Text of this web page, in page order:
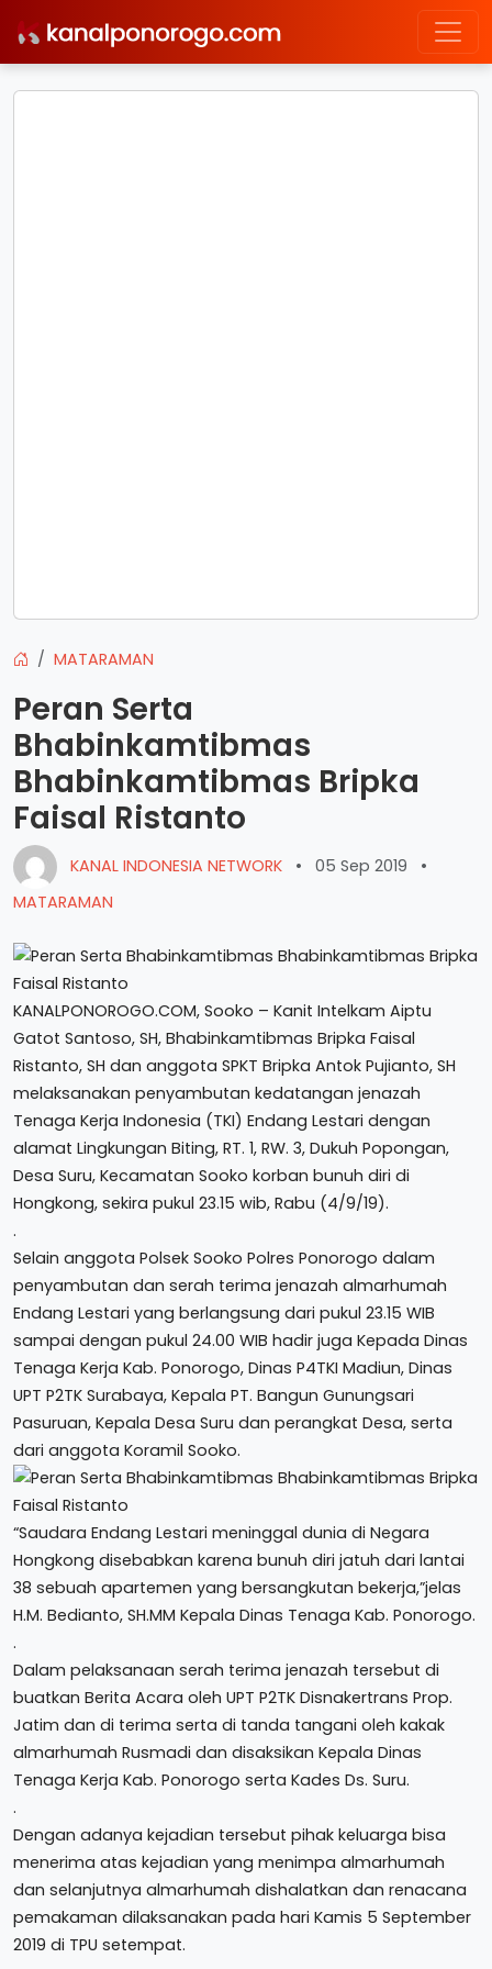
MATARAMAN
Peran Serta
Bhabinkamtibmas
Bhabinkamtibmas Bripka
Faisal Ristanto
KANAL INDONESIA NETWORK • 05 Sep 2019
•
MATARAMAN
KANALPONOROGO.COM, Sooko – Kanit Intelkam Aiptu
Gatot Santoso, SH, Bhabinkamtibmas Bripka Faisal
Ristanto, SH dan anggota SPKT Bripka Antok Pujianto, SH
melaksanakan penyambutan kedatangan jenazah
Tenaga Kerja Indonesia (TKI) Endang Lestari dengan
alamat Lingkungan Biting, RT. 1, RW. 3, Dukuh Popongan,
Desa Suru, Kecamatan Sooko korban bunuh diri di
Hongkong, sekira pukul 23.15 wib, Rabu (4/9/19).
.
Selain anggota Polsek Sooko Polres Ponorogo dalam
penyambutan dan serah terima jenazah almarhumah
Endang Lestari yang berlangsung dari pukul 23.15 WIB
sampai dengan pukul 24.00 WIB hadir juga Kepada Dinas
Tenaga Kerja Kab. Ponorogo, Dinas P4TKI Madiun, Dinas
UPT P2TK Surabaya, Kepala PT. Bangun Gunungsari
Pasuruan, Kepala Desa Suru dan perangkat Desa, serta
dari anggota Koramil Sooko.
“Saudara Endang Lestari meninggal dunia di Negara
Hongkong disebabkan karena bunuh diri jatuh dari lantai
38 sebuah apartemen yang bersangkutan bekerja,”jelas
H.M. Bedianto, SH.MM Kepala Dinas Tenaga Kab. Ponorogo.
.
Dalam pelaksanaan serah terima jenazah tersebut di
buatkan Berita Acara oleh UPT P2TK Disnakertrans Prop.
Jatim dan di terima serta di tanda tangani oleh kakak
almarhumah Rusmadi dan disaksikan Kepala Dinas
Tenaga Kerja Kab. Ponorogo serta Kades Ds. Suru.
.
Dengan adanya kejadian tersebut pihak keluarga bisa
menerima atas kejadian yang menimpa almarhumah
dan selanjutnya almarhumah dishalatkan dan renacana
pemakaman dilaksanakan pada hari Kamis 5 September
2019 di TPU setempat.